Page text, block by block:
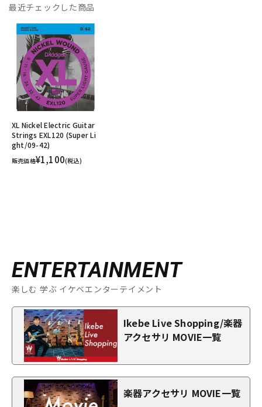
最近チェックした商品
XL Nickel Electric Guitar
Strings EXL120 (Super Li
ght/09-42)
販売価格¥1,100(税込)
ENTERTAINMENT
楽しむ 学ぶ イケベエンターテイメント
Ikebe Live Shopping/楽器
アクセサリ MOVIE一覧
楽器アクセサリ MOVIE一覧